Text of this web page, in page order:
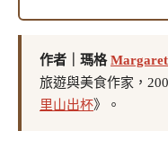
作者｜瑪格
旅遊與美食作家，
里山出杯》。